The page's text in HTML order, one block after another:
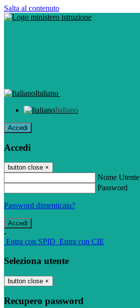
Salta al contenuto
Italiano
Italiano
Accedi
Accedi
button close ×
Nome Utente
Password
Password dimenticata?
-
Entra con SPID Entra con CIE
Seleziona utente
button close ×
Recupero password